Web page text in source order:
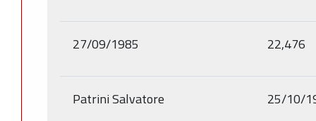
27/09/1985 22,476
Patrini Salvatore 25/10/